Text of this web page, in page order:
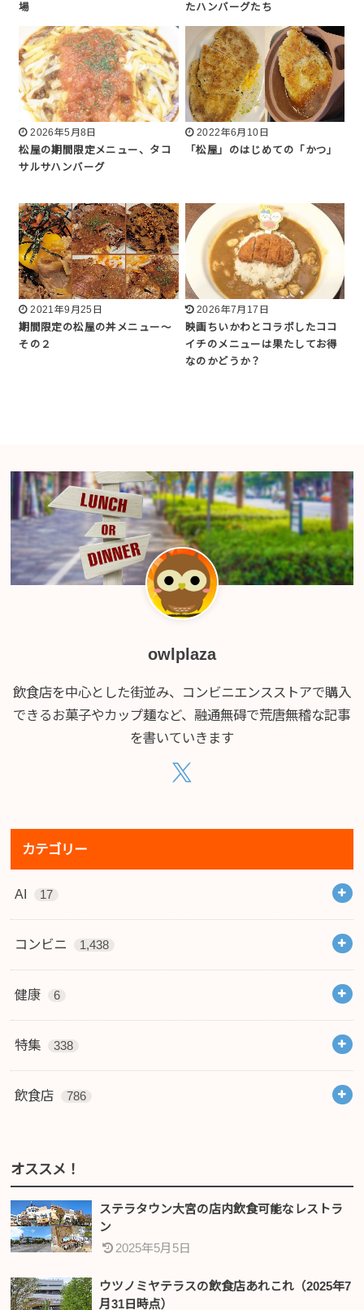
場
たハンバーグたち
2026年5月8日
松屋の期間限定メニュー、タコ
サルサハンバーグ
2022年6月10日
「松屋」のはじめての「かつ」
2021年9月25日
期間限定の松屋の丼メニュー〜
その２
2026年7月17日
映画ちいかわとコラボしたココ
イチのメニューは果たしてお得
なのかどうか？
owlplaza
飲食店を中心とした街並み、コンビニエンスストアで購入
できるお菓子やカップ麺など、融通無碍で荒唐無稽な記事
を書いていきます
カテゴリー
AI 17
コンビニ 1,438
健康 6
特集 338
飲食店 786
オススメ！
ステラタウン大宮の店内飲食可能なレストラ
ン
2025年5月5日
ウツノミヤテラスの飲食店あれこれ（2025年7
月31日時点）